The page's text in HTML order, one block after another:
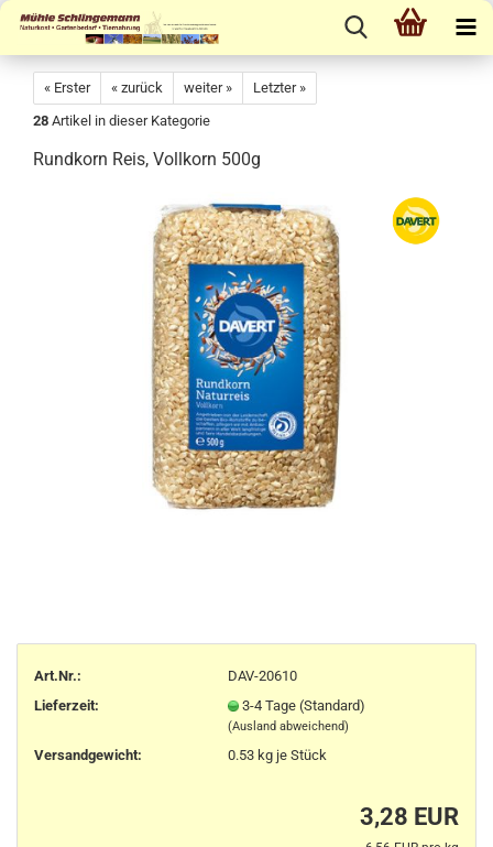
« Erster « zurück weiter »
Letzter »
28 Artikel in dieser Kategorie
Rundkorn Reis, Vollkorn 500g
Art.Nr.:
DAV-20610
Lieferzeit:
3-4 Tage (Standard)
(Ausland abweichend)
Versandgewicht: 0.53kg je Stück
3,28 EUR